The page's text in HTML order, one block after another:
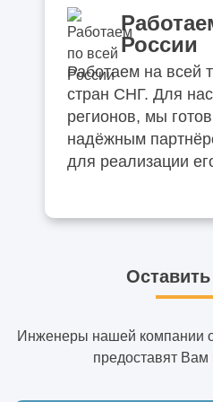
России
Работаем на всей
стран СНГ. Для
регионов, мы
надёжным
для реализации
Оставить
Инженеры нашей компании
предоставят Вам